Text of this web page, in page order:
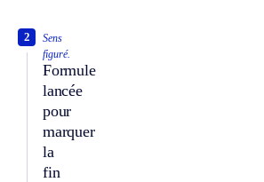
Sens
figuré.
Formule
lancée
pour
marquer
la
fin
2